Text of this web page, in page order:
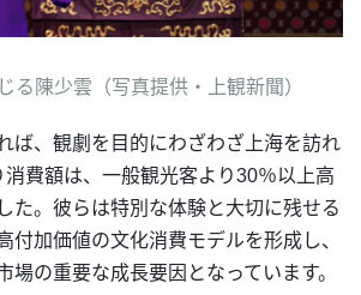
る陳少雲（写真提供・上観新聞）
ば、観劇を目的にわざわざ上海を訪れ
費額は、一般観光客より30％以上高
た。彼らは特別な体験と大切に残せる
付加価値の文化消費モデルを形成し、
場の重要な成長要因となっています。